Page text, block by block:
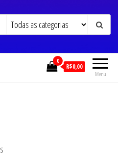
Aquarismo, Pets, Rações e Acessórios
Menu
0
R$0,00